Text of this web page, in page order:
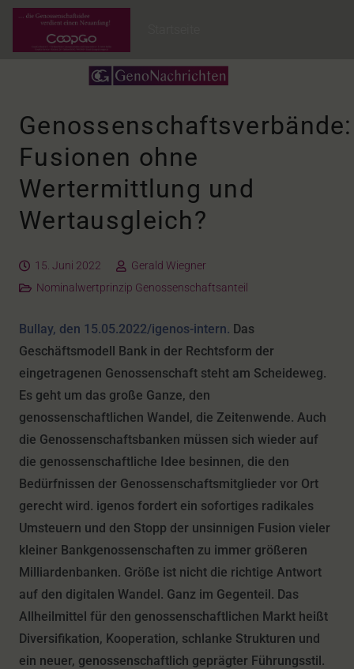
Genossenschaftsverbände:
Fusionen ohne
Wertermittlung und
Wertausgleich?
15. Juni 2022
Gerald Wiegner
Nominalwertprinzip Genossenschaftsanteil
Bullay, den 15.05.2022/igenos-intern. Das
Geschäftsmodell Bank in der Rechtsform der
eingetragenen Genossenschaft steht am Scheideweg.
Es geht um das große Ganze, den
genossenschaftlichen Wandel, die Zeitenwende. Auch
die Genossenschaftsbanken müssen sich wieder auf
die genossenschaftliche Idee besinnen, die den
Bedürfnissen der Genossenschaftsmitglieder vor Ort
gerecht wird. igenos fordert ein sofortiges radikales
Umsteuern und den Stopp der unsinnigen Fusion vieler
kleiner Bankgenossenschaften zu immer größeren
Milliardenbanken. Größe ist nicht die richtige Antwort
auf den digitalen Wandel. Ganz im Gegenteil. Das
Allheilmittel für den genossenschaftlichen Markt heißt
Diversifikation, Kooperation, schlanke Strukturen und
ein neuer, genossenschaftlich geprägter Führungsstil.